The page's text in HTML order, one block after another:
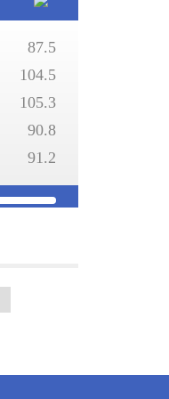
87.5
104.5
105.3
90.8
91.2